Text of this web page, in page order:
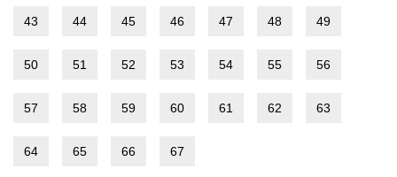
43 44 45 46 47 48 49
50 51 52 53 54 55 56
57 58 59 60 61 62 63
64 65 66 67